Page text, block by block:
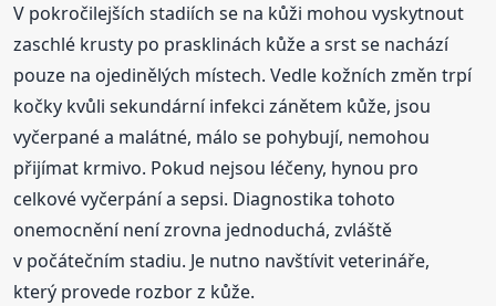
V pokročilejších stadiích se na kůži mohou vyskytnout
zaschlé krusty po prasklinách kůže a srst se nachází
pouze na ojedinělých místech. Vedle kožních změn trpí
kočky kvůli sekundární infekci zánětem kůže, jsou
vyčerpané a malátné, málo se pohybují, nemohou
přijímat krmivo. Pokud nejsou léčeny, hynou pro
celkové vyčerpání a sepsi. Diagnostika tohoto
onemocnění není zrovna jednoduchá, zvláště
v počátečním stadiu. Je nutno navštívit veterináře,
který provede rozbor z kůže.